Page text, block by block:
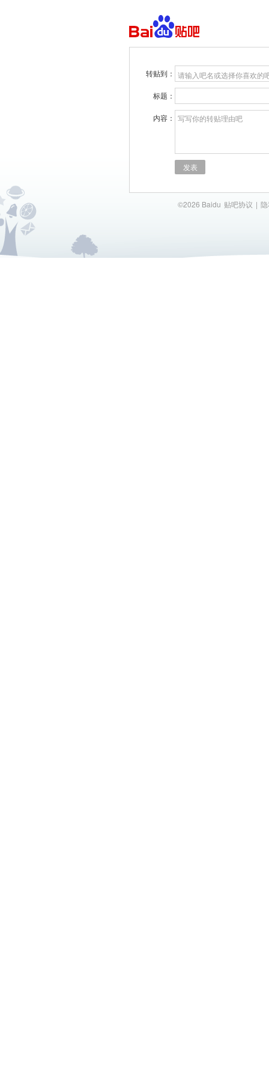
转贴到： 请输入吧名或选择你喜欢的
标题：
内容： 写写你的转贴理由吧
发表
©2026 Baidu 贴吧协议 |